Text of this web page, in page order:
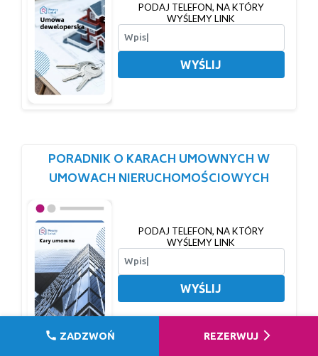
PODAJ TELEFON, NA KTÓRY
WYŚLEMY LINK
WYŚLIJ
PORADNIK O KARACH UMOWNYCH W
UMOWACH NIERUCHOMOŚCIOWYCH
PODAJ TELEFON, NA KTÓRY
WYŚLEMY LINK
WYŚLIJ
call ZADZWOŃ REZERWUJ arrow_forward_ios